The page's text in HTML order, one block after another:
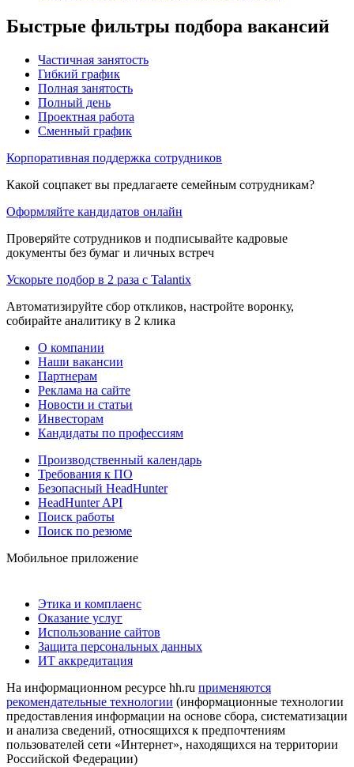
Быстрые фильтры подбора вакансий
Частичная занятость
Гибкий график
Полная занятость
Полный день
Проектная работа
Сменный график
Корпоративная поддержка сотрудников
Какой соцпакет вы предлагаете семейным сотрудникам?
Оформляйте кандидатов онлайн
Проверяйте сотрудников и подписывайте кадровые
документы без бумаг и личных встреч
Ускорьте подбор в 2 раза с Talantix
Автоматизируйте сбор откликов, настройте воронку,
собирайте аналитику в 2 клика
О компании
Наши вакансии
Партнерам
Реклама на сайте
Новости и статьи
Инвесторам
Кандидаты по профессиям
Производственный календарь
Требования к ПО
Безопасный HeadHunter
HeadHunter API
Поиск работы
Поиск по резюме
Мобильное приложение
Этика и комплаенс
Оказание услуг
Использование сайтов
Защита персональных данных
ИТ аккредитация
На информационном ресурсе hh.ru применяются
рекомендательные технологии (информационные технологии
предоставления информации на основе сбора, систематизации
и анализа сведений, относящихся к предпочтениям
пользователей сети «Интернет», находящихся на территории
Российской Федерации)